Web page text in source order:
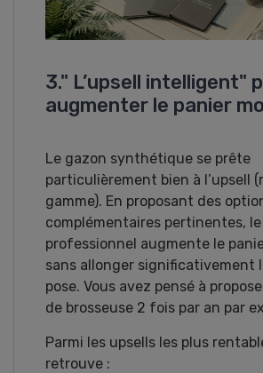
3." L’upsell intelligent"
augmenter le panier
Le gazon synthétique se prête
particulièrement bien à l’upsell
gamme). En proposant des
complémentaires pertinentes, le
professionnel augmente le
sans allonger significativement
pose. Vous avez pensé à
de brosseuse 2 fois par an par
Parmi les upsells les plus
retrouve :